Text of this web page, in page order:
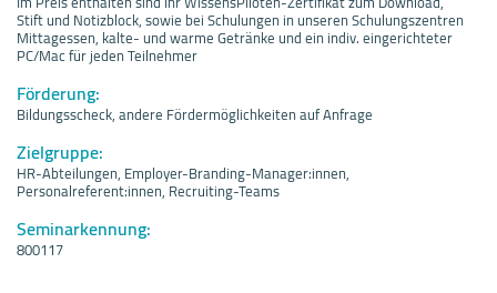
Stift und Notizblock, sowie bei Schulungen in unseren Schulungszentren
Mittagessen, kalte- und warme Getränke und ein indiv. eingerichteter
PC/Mac für jeden Teilnehmer
Förderung:
Bildungsscheck, andere Fördermöglichkeiten auf Anfrage
Zielgruppe:
HR-Abteilungen, Employer-Branding-Manager:innen,
Personalreferent:innen, Recruiting-Teams
Seminarkennung:
800117